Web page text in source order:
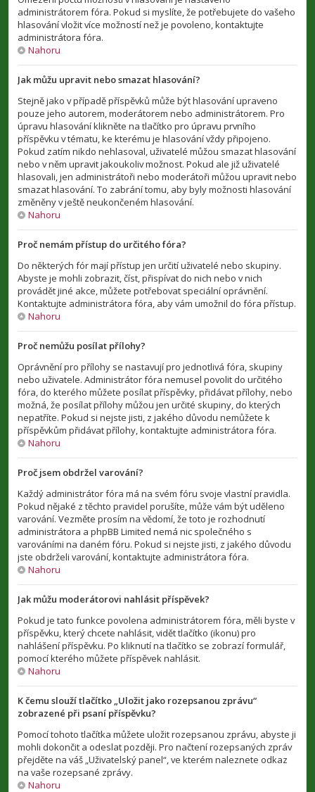
administrátorem fóra. Pokud si myslíte, že potřebujete do vašeho
hlasování vložit více možností než je povoleno, kontaktujte
administrátora fóra.
Nahoru
Jak můžu upravit nebo smazat hlasování?
Stejně jako v případě příspěvků může být hlasování upraveno
pouze jeho autorem, moderátorem nebo administrátorem. Pro
úpravu hlasování klikněte na tlačítko pro úpravu prvního
příspěvku v tématu, ke kterému je hlasování vždy připojeno.
Pokud zatím nikdo nehlasoval, uživatelé můžou smazat hlasování
nebo v něm upravit jakoukoliv možnost. Pokud ale již uživatelé
hlasovali, jen administrátoři nebo moderátoři můžou upravit nebo
smazat hlasování. To zabrání tomu, aby byly možnosti hlasování
změněny v ještě neukončeném hlasování.
Nahoru
Proč nemám přístup do určitého fóra?
Do některých fór mají přístup jen určití uživatelé nebo skupiny.
Abyste je mohli zobrazit, číst, přispívat do nich nebo v nich
provádět jiné akce, můžete potřebovat speciální oprávnění.
Kontaktujte administrátora fóra, aby vám umožnil do fóra přístup.
Nahoru
Proč nemůžu posílat přílohy?
Oprávnění pro přílohy se nastavují pro jednotlivá fóra, skupiny
nebo uživatele. Administrátor fóra nemusel povolit do určitého
fóra, do kterého můžete posílat příspěvky, přidávat přílohy, nebo
možná, že posílat přílohy můžou jen určité skupiny, do kterých
nepatříte. Pokud si nejste jisti, z jakého důvodu nemůžete k
příspěvkům přidávat přílohy, kontaktujte administrátora fóra.
Nahoru
Proč jsem obdržel varování?
Každý administrátor fóra má na svém fóru svoje vlastní pravidla.
Pokud nějaké z těchto pravidel porušíte, může vám být uděleno
varování. Vezměte prosím na vědomí, že toto je rozhodnutí
administrátora a phpBB Limited nemá nic společného s
varováními na daném fóru. Pokud si nejste jisti, z jakého důvodu
jste obdrželi varování, kontaktujte administrátora fóra.
Nahoru
Jak můžu moderátorovi nahlásit příspěvek?
Pokud je tato funkce povolena administrátorem fóra, měli byste v
příspěvku, který chcete nahlásit, vidět tlačítko (ikonu) pro
nahlášení příspěvku. Po kliknutí na tlačítko se zobrazí formulář,
pomocí kterého můžete příspěvek nahlásit.
Nahoru
K čemu slouží tlačítko „Uložit jako rozepsanou zprávu“
zobrazené při psaní příspěvku?
Pomocí tohoto tlačítka můžete uložit rozepsanou zprávu, abyste ji
mohli dokončit a odeslat později. Pro načtení rozepsaných zpráv
přejděte na váš „Uživatelský panel“, ve kterém naleznete odkaz
na vaše rozepsané zprávy.
Nahoru